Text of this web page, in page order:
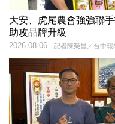
大安、虎尾農會強強聯
助攻品牌升級
記者陳榮昌／台中報
2026-08-06